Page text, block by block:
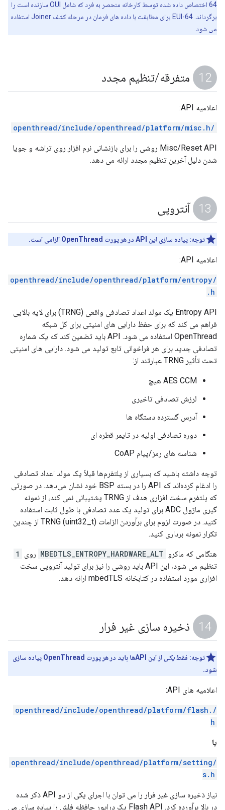
64 اختصاص داده شده توسط کارخانه منحصر به فرد که شامل OUI سازنده است را
برگرداند. EUI-64 برای مطابقت با داده های فرمان در مرحله کشف Joiner استفاده
می شود.
متفرقه/تنظیم مجدد
اعلامیه API:
/openthread/include/openthread/platform/misc.h
Misc/Reset API روشی را برای بازنشانی نرم افزار روی تراشه و جویا
شدن دلیل آخرین تنظیم مجدد ارائه می دهد.
آنتروپی
توجه: پیاده سازی این API در هر پورت OpenThread الزامی است.
اعلامیه API:
/openthread/include/openthread/platform/entropy
.h
Entropy API یک مولد اعداد تصادفی واقعی (TRNG) برای لایه بالایی
فراهم می کند که برای حفظ دارایی های امنیتی برای کل شبکه
OpenThread استفاده می شود. API باید تضمین کند که یک شماره
تصادفی جدید برای هر فراخوانی تابع تولید می شود. دارایی های امنیتی
تحت تأثیر TRNG عبارتند از:
AES CCM هیچ
لرزش تصادفی تاخیری
آدرس گسترده دستگاه ها
دوره تصادفی اولیه در تایمر قطره ای
شناسه های رمز/پیام CoAP
توجه داشته باشید که بسیاری از پلتفرم‌ها قبلاً یک مولد اعداد تصادفی
را ادغام کرده‌اند که API را در بسته BSP خود نشان می‌دهد. در صورتی
که پلتفرم سخت افزاری هدف از TRNG پشتیبانی نمی کند، از نمونه
گیری ماژول ADC برای تولید یک عدد تصادفی با طول ثابت استفاده
کنید. در صورت لزوم برای برآوردن الزامات TRNG (uint32_t) از چندین
تکرار نمونه برداری کنید.
هنگامی که ماکرو MBEDTLS_ENTROPY_HARDWARE_ALT روی
1
تنظیم می شود، این API باید روشی را نیز برای تولید آنتروپی سخت
افزاری مورد استفاده در کتابخانه mbedTLS ارائه دهد.
ذخیره سازی غیر فرار
توجه: فقطیکی
از این APIها باید در هر پورت OpenThread پیاده سازی
شود.
اعلامیه های API:
/openthread/include/openthread/platform/flash.
h
یا
/openthread/include/openthread/platform/setting
s.h
نیاز ذخیره سازی غیر فرار را می توان با اجرای یکی از دو API ذکر شده
در بالا برآورده کرد. Flash API یک درایور حافظه فلش را پیاده سازی می